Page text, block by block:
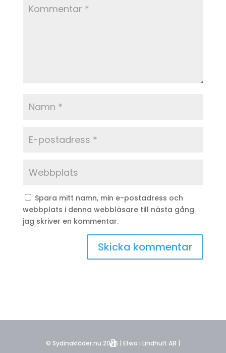
Spara mitt namn, min e-postadress och
webbplats i denna webbläsare till nästa gång
jag skriver en kommentar.
© Sydinakläder.nu 2026 | Efwa i Lindhult AB |